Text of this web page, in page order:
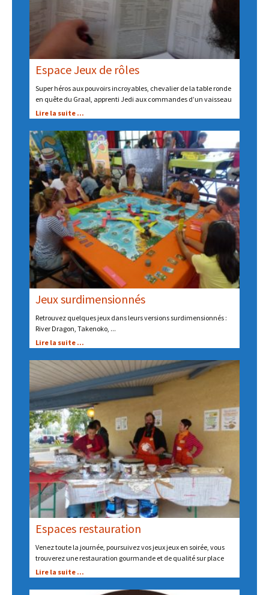
Espace Jeux de rôles
Super héros aux pouvoirs incroyables, chevalier de la table ronde
en quête du Graal, apprenti Jedi aux commandes d’un vaisseau
Lire la suite ...
Jeux surdimensionnés
Retrouvez quelques jeux dans leurs versions surdimensionnés :
River Dragon, Takenoko, ...
Lire la suite ...
Espaces restauration
Venez toute la journée, poursuivez vos jeux jeux en soirée, vous
trouverez une restauration gourmande et de qualité sur place
Lire la suite ...